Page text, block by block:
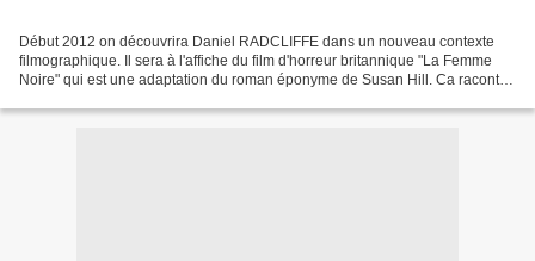
Début 2012 on découvrira Daniel RADCLIFFE dans un nouveau contexte
filmographique. Il sera à l'affiche du film d'horreur britannique "La Femme
Noire" qui est une adaptation du roman éponyme de Susan Hill. Ca raconte